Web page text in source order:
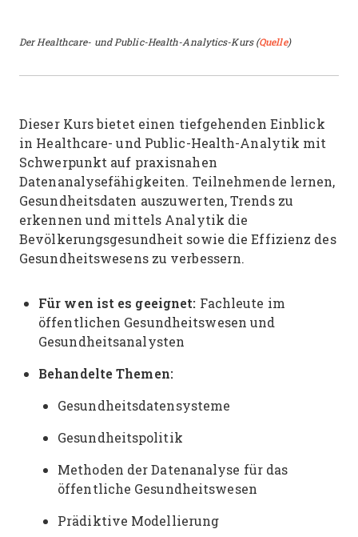
Der Healthcare- und Public-Health-Analytics-Kurs (Quelle)
Dieser Kurs bietet einen tiefgehenden Einblick
in Healthcare- und Public-Health-Analytik mit
Schwerpunkt auf praxisnahen
Datenanalysefähigkeiten. Teilnehmende lernen,
Gesundheitsdaten auszuwerten, Trends zu
erkennen und mittels Analytik die
Bevölkerungsgesundheit sowie die Effizienz des
Gesundheitswesens zu verbessern.
Für wen ist es geeignet: Fachleute im
öffentlichen Gesundheitswesen und
Gesundheitsanalysten
Behandelte Themen:
Gesundheitsdatensysteme
Gesundheitspolitik
Methoden der Datenanalyse für das
öffentliche Gesundheitswesen
Prädiktive Modellierung